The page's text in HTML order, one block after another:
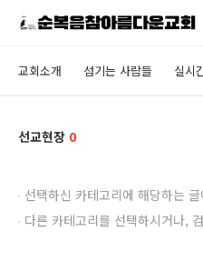
교회소개 섬기는 사람들 실시
선교현장 0
선택하신 카테고리에 해당하는
다른 카테고리를 선택하시거나,